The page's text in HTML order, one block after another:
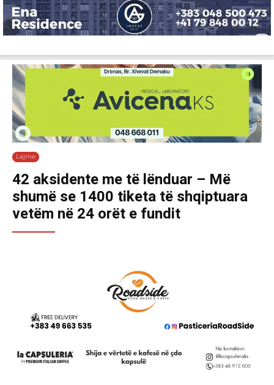
Lajme
42 aksidente me të lënduar – Më
shumë se 1400 tiketa të shqiptuara
vetëm në 24 orët e fundit